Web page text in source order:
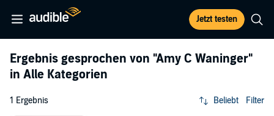
Jetzt testen
Ergebnis gesprochen von "Amy C Waninger"
in Alle Kategorien
1 Ergebnis Beliebt Filter